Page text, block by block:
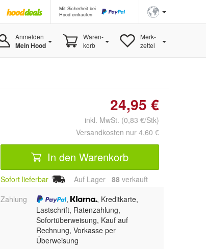
Mit Sicherheit bei
Hood einkaufen
Anmelden
Mein Hood
Waren-
korb
Merk-
zettel
24,95 €
inkl. MwSt. (0,83 €/Stk)
Versandkosten nur 4,60 €
In den Warenkorb
Sofort lieferbar Auf Lager 88 verkauft
Zahlung
,
, Kreditkarte,
Lastschrift, Ratenzahlung,
Sofortüberweisung, Kauf auf
Rechnung, Vorkasse per
Überweisung